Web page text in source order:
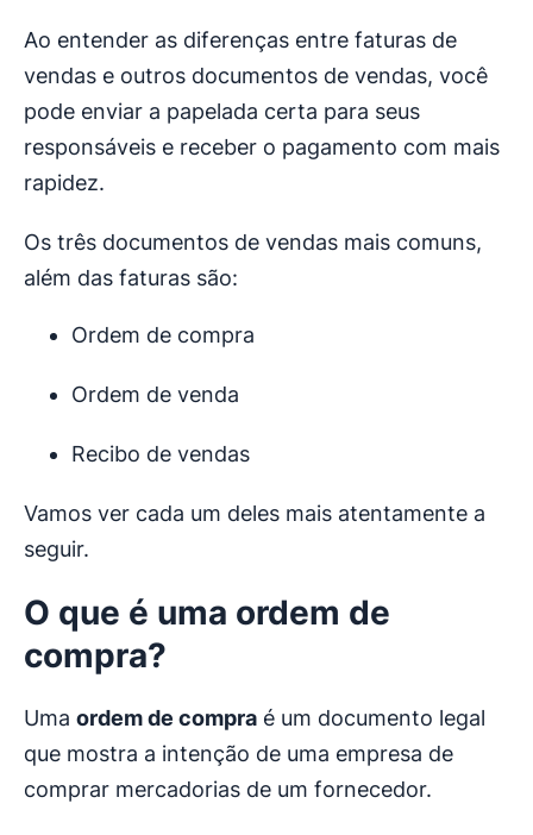
Ao entender as diferenças entre faturas de
vendas e outros documentos de vendas, você
pode enviar a papelada certa para seus
responsáveis e receber o pagamento com mais
rapidez.
Os três documentos de vendas mais comuns,
além das faturas são:
Ordem de compra
Ordem de venda
Recibo de vendas
Vamos ver cada um deles mais atentamente a
seguir.
O que é uma ordem de
compra?
Uma ordem de compra é um documento legal
que mostra a intenção de uma empresa de
comprar mercadorias de um fornecedor.